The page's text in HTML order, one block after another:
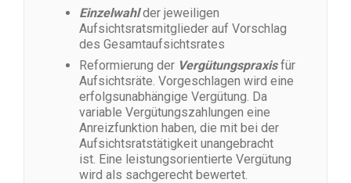
Einzelwahlder jeweiligen
Aufsichtsratsmitglieder auf Vorschlag
des Gesamtaufsichtsrates
Reformierung der Vergütungspraxisfür
Aufsichtsräte. Vorgeschlagen wird eine
erfolgsunabhängige Vergütung. Da
variable Vergütungszahlungen eine
Anreizfunktion haben, die mit bei der
Aufsichtsratstätigkeit unangebracht
ist. Eine leistungsorientierte Vergütung
wird als sachgerecht bewertet.